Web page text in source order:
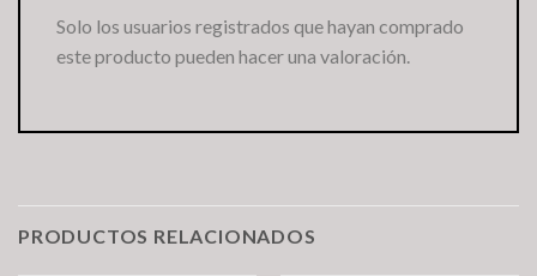
Solo los usuarios registrados que hayan comprado
este producto pueden hacer una valoración.
PRODUCTOS RELACIONADOS